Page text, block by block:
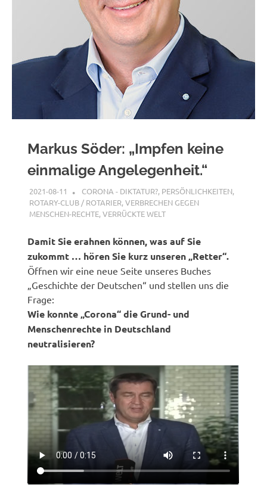
Markus Söder: „Impfen keine
einmalige Angelegenheit.“
2021-08-11 G A
CORONA - DIKTATUR?, PERSÖNLICHKEITEN,
ROTARY-CLUB / ROTARIER,VERBRECHEN GEGEN
MENSCHEN-RECHTE,VERRÜCKTE WELT
Damit Sie erahnen können, was auf Sie
zukommt … hören Sie kurz unseren „Retter“.
Öffnen wir eine neue Seite unseres Buches
„Geschichte der Deutschen“ und stellen uns die
Frage:
Wie konnte „Corona“ die Grund- und
Menschenrechte in Deutschland
neutralisieren?